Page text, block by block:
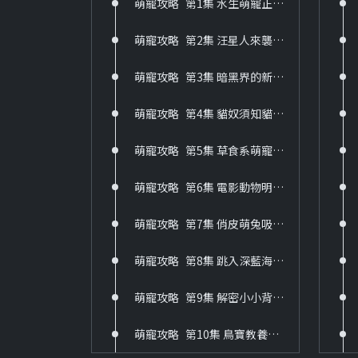
萌寵攻略_第1集 水生萌寵正美麗
萌寵攻略_第2集 汪星人來襲飼養方法面面觀
萌寵攻略_第3集 暗黑界的新寵兒
萌寵攻略_第4集 貓奴須知貓咪行為大解密
萌寵攻略_第5集 草食系萌寵大集合
萌寵攻略_第6集 電影動物明星大集合
萌寵攻略_第7集 俏皮萌兔吸睛術
萌寵攻略_第8集 跳入深藍海世界
萌寵攻略_第9集 解密小小背包客
萌寵攻略_第10集 鳥寶教養全攻略